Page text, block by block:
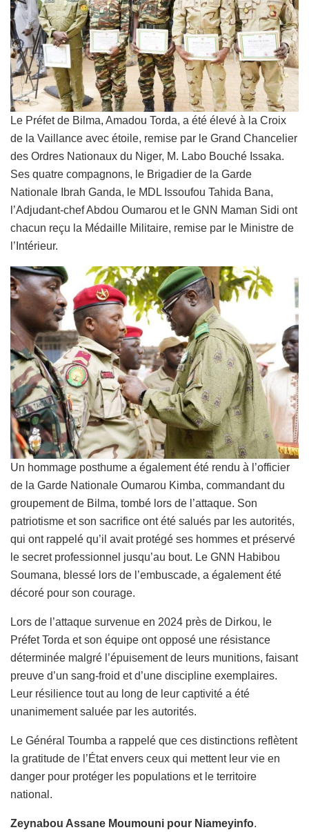
Le Préfet de Bilma, Amadou Torda, a été élevé à la Croix
de la Vaillance avec étoile, remise par le Grand Chancelier
des Ordres Nationaux du Niger, M. Labo Bouché Issaka.
Ses quatre compagnons, le Brigadier de la Garde
Nationale Ibrah Ganda, le MDL Issoufou Tahida Bana,
l’Adjudant-chef Abdou Oumarou et le GNN Maman Sidi ont
chacun reçu la Médaille Militaire, remise par le Ministre de
l’Intérieur.
Un hommage posthume a également été rendu à l’officier
de la Garde Nationale Oumarou Kimba, commandant du
groupement de Bilma, tombé lors de l’attaque. Son
patriotisme et son sacrifice ont été salués par les autorités,
qui ont rappelé qu’il avait protégé ses hommes et préservé
le secret professionnel jusqu’au bout. Le GNN Habibou
Soumana, blessé lors de l’embuscade, a également été
décoré pour son courage.
Lors de l’attaque survenue en 2024 près de Dirkou, le
Préfet Torda et son équipe ont opposé une résistance
déterminée malgré l’épuisement de leurs munitions, faisant
preuve d’un sang-froid et d’une discipline exemplaires.
Leur résilience tout au long de leur captivité a été
unanimement saluée par les autorités.
Le Général Toumba a rappelé que ces distinctions reflètent
la gratitude de l’État envers ceux qui mettent leur vie en
danger pour protéger les populations et le territoire
national.
Zeynabou Assane Moumouni pour Niameyinfo.